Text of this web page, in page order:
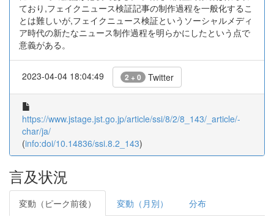
ており,フェイクニュース検証記事の制作過程を一般化するこ
とは難しいが,フェイクニュース検証というソーシャルメディ
ア時代の新たなニュース制作過程を明らかにしたという点で
意義がある。
2023-04-04 18:04:49 2 + 0 Twitter
https://www.jstage.jst.go.jp/article/ssi/8/2/8_143/_article/-
char/ja/
(info:doi/10.14836/ssi.8.2_143)
言及状況
変動（ピーク前後） 変動（月別） 分布